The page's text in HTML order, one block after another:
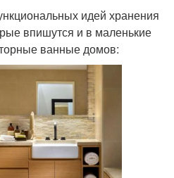
идей хранения
впишутся и в маленькие
ванные домов: